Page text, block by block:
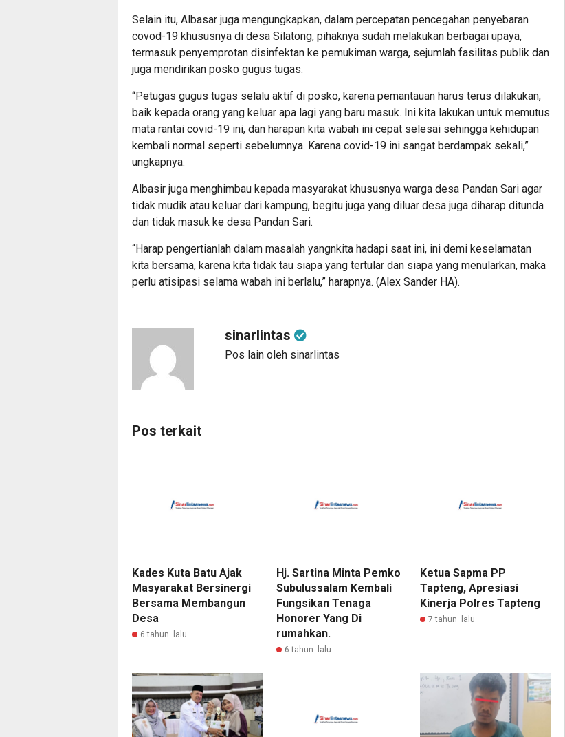
Selain itu, Albasar juga mengungkapkan, dalam percepatan pencegahan penyebaran
covod-19 khususnya di desa Silatong, pihaknya sudah melakukan berbagai upaya,
termasuk penyemprotan disinfektan ke pemukiman warga, sejumlah fasilitas publik dan
juga mendirikan posko gugus tugas.
“Petugas gugus tugas selalu aktif di posko, karena pemantauan harus terus dilakukan,
baik kepada orang yang keluar apa lagi yang baru masuk. Ini kita lakukan untuk memutus
mata rantai covid-19 ini, dan harapan kita wabah ini cepat selesai sehingga kehidupan
kembali normal seperti sebelumnya. Karena covid-19 ini sangat berdampak sekali,”
ungkapnya.
Albasir juga menghimbau kepada masyarakat khususnya warga desa Pandan Sari agar
tidak mudik atau keluar dari kampung, begitu juga yang diluar desa juga diharap ditunda
dan tidak masuk ke desa Pandan Sari.
“Harap pengertianlah dalam masalah yangnkita hadapi saat ini, ini demi keselamatan
kita bersama, karena kita tidak tau siapa yang tertular dan siapa yang menularkan, maka
perlu atisipasi selama wabah ini berlalu,” harapnya. (Alex Sander HA).
sinarlintas
Pos lain oleh sinarlintas
Pos terkait
Kades Kuta Batu Ajak
Masyarakat Bersinergi
Bersama Membangun
Desa
6 tahun lalu
Hj. Sartina Minta Pemko
Subulussalam Kembali
Fungsikan Tenaga
Honorer Yang Di
rumahkan.
6 tahun lalu
Ketua Sapma PP
Tapteng, Apresiasi
Kinerja Polres Tapteng
7 tahun lalu